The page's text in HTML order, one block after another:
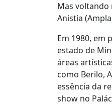
Mas voltando
Anistia
Em 1980, em
estado de
áreas
como Berilo,
essência da
show no